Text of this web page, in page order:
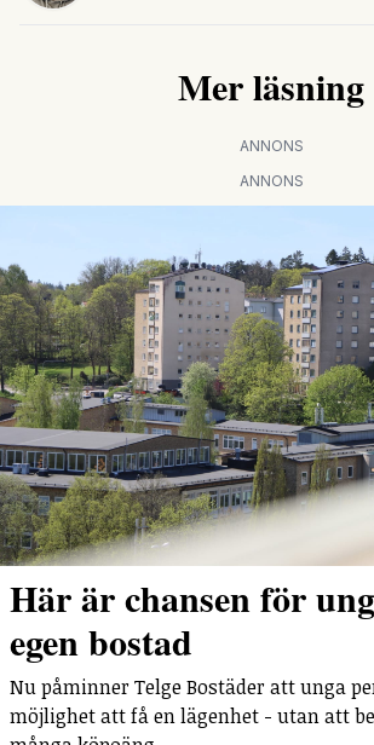
Mer läsning
ANNONS
ANNONS
Här är chansen för
egen bostad
Nu påminner Telge Bostäder att unga
möjlighet att få en lägenhet - utan att